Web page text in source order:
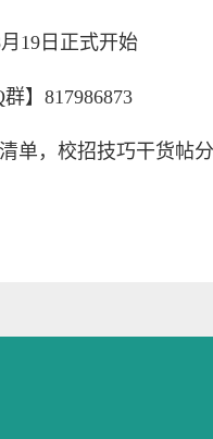
月 19 日正式开始
群】 817986873
单，校招技巧干货帖